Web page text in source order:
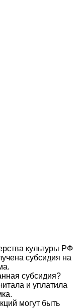
культуры РФ
субсидия на
субсидия?
и уплатила
могут быть